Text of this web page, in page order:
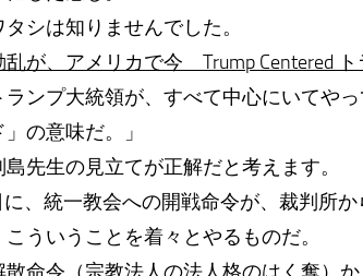
シは知りませんでした。
が、アメリカで今 Trump Centered
ンプ大統領が、すべて中心にいてやっ
の意味だ。」
先生の見立てが正解だと考えます。
に、統一教会への開戦命令が、裁判所か
ういうことを着々とやるものだ。